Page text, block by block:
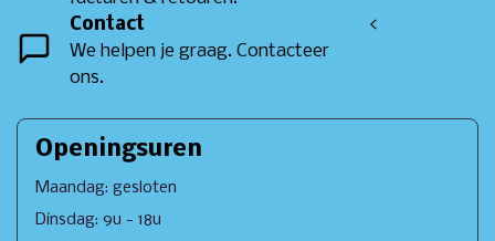
Contact
We helpen je graag. Contacteer
ons.
<
Openingsuren
Maandag: gesloten
Dinsdag: 9u - 18u